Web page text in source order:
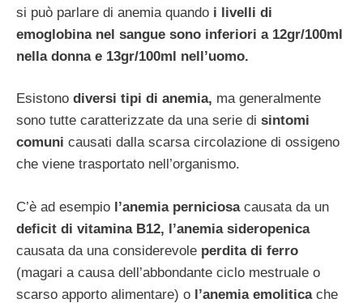
si può parlare di anemia quando i livelli di
emoglobina nel sangue sono inferiori a 12gr/100ml
nella donna e 13gr/100ml nell’uomo.
Esistono diversi tipi di anemia, ma generalmente
sono tutte caratterizzate da una serie di sintomi
comuni causati dalla scarsa circolazione di ossigeno
che viene trasportato nell’organismo.
C’è ad esempio l’anemia perniciosacausata da un
deficit di vitamina B12, l’anemia sideropenica
causata da una considerevole perdita di ferro
(magari a causa dell’abbondante ciclo mestruale o
scarso apporto alimentare) o l’anemia emoliticache